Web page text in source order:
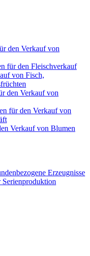
den Verkauf von
für den Fleischverkauf
von Fisch,
den Verkauf von
für den Verkauf von
Verkauf von Blumen
Erzeugnisse